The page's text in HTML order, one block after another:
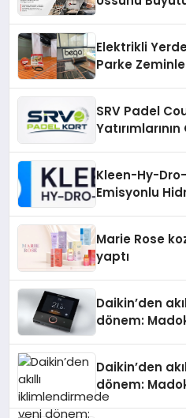
Elektrikli
Parke
SRV Padel
Kleen-Hy-Dro-
Emisyonlu
Marie Rose
yaptı
Daikin’den
dönem:
Daikin’den
dönem: